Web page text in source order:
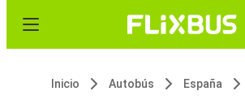
Inicio Autobús España